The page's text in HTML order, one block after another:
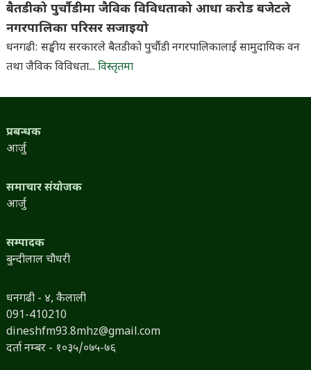
बैतडीको पुर्चौडीमा जैविक विविधताको आधा करोड बजेटले
नगरपालिका परिसर सजाइयो
धनगढी: सङ्घीय सरकारले बैतडीको पुर्चौडी नगरपालिकालाई सामुदायिक वन
तथा जैविक विविधता... विस्तृतमा
प्रबन्धक
आर्जु
समाचार संयोजक
आर्जु
सम्पादक
बुन्दीलाल चौधरी
धनगढी - ४, कैलाली
091-410210
dineshfm93.8mhz@gmail.com
दर्ता नम्बर - १०३५/०७५-७६